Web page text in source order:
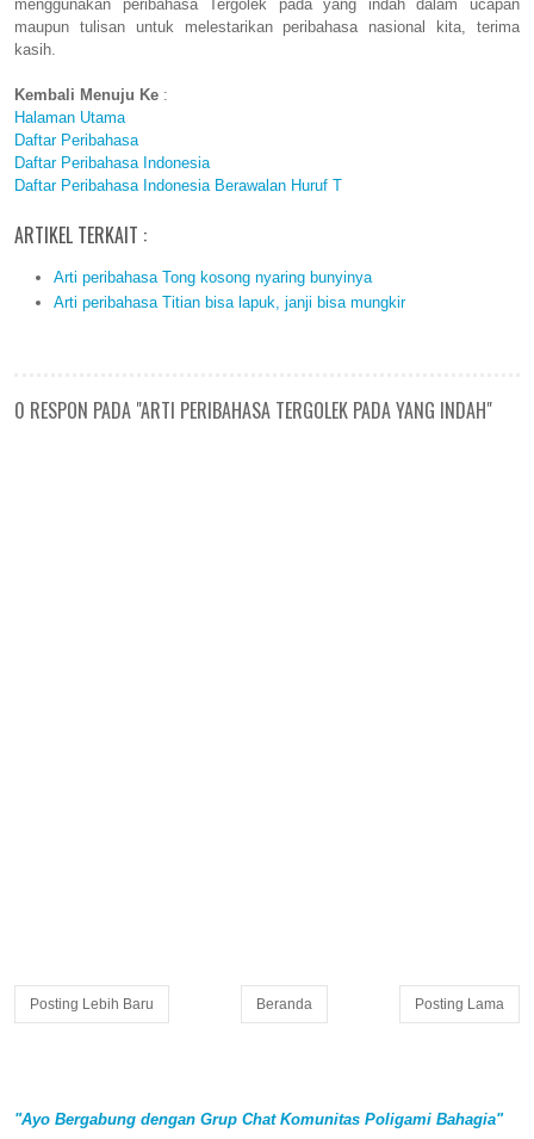
menggunakan peribahasa Tergolek pada yang indah dalam ucapan
maupun tulisan untuk melestarikan peribahasa nasional kita, terima
kasih.
Kembali Menuju Ke :
Halaman Utama
Daftar Peribahasa
Daftar Peribahasa Indonesia
Daftar Peribahasa Indonesia Berawalan Huruf T
ARTIKEL TERKAIT :
Arti peribahasa Tong kosong nyaring bunyinya
Arti peribahasa Titian bisa lapuk, janji bisa mungkir
0 RESPON PADA "ARTI PERIBAHASA TERGOLEK PADA YANG INDAH"
Posting Lebih Baru Posting Lama
Beranda
"Ayo Bergabung dengan Grup Chat Komunitas Poligami Bahagia"